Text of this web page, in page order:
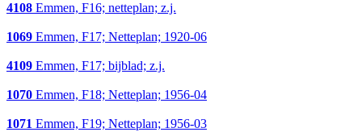
4108 Emmen, F16; netteplan; z.j.
1069 Emmen, F17; Netteplan; 1920-06
4109 Emmen, F17; bijblad; z.j.
1070 Emmen, F18; Netteplan; 1956-04
1071 Emmen, F19; Netteplan; 1956-03